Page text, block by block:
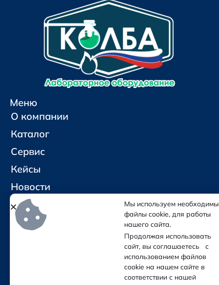
Меню
О компании
Каталог
Сервис
Кейсы
Новости
Контакты
Социальные сети и контакты
Мы используем
файлы cookie, для работы
нашего сайта.
Продолжая использовать
сайт, вы соглашаетесь с
использованием файлов
cookie на нашем сайте в
соответствии с нашей